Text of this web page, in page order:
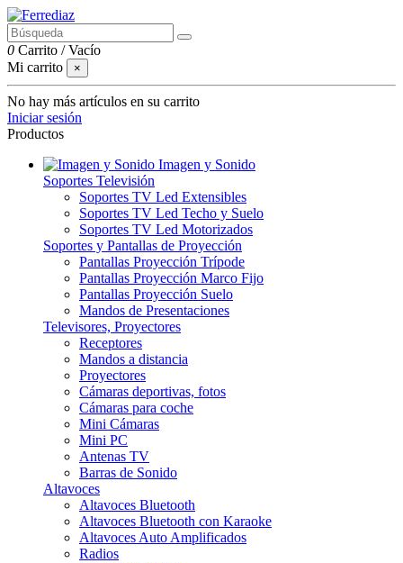
0 Carrito /Vacío
Mi carrito
×
No hay más artículos en su carrito
Iniciar sesión
Productos
Imagen y Sonido
Soportes Televisión
Soportes TV Led Extensibles
Soportes TV Led Techo y Suelo
Soportes TV Led Motorizados
Soportes y Pantallas de Proyección
Pantallas Proyección Trípode
Pantallas Proyección Marco Fijo
Pantallas Proyección Suelo
Mandos de Presentaciones
Televisores, Proyectores
Receptores
Mandos a distancia
Proyectores
Cámaras deportivas, fotos
Cámaras para coche
Mini Cámaras
Mini PC
Antenas TV
Barras de Sonido
Altavoces
Altavoces Bluetooth
Altavoces Bluetooth con Karaoke
Altavoces Auto Amplificados
Radios